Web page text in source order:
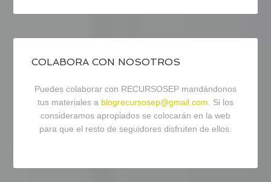
COLABORA CON NOSOTROS
Puedes colaborar con RECURSOSEP mandándonos
tus materiales a blogrecursosep@gmail.com. Si los
consideramos apropiados se colocarán en la web
para que el resto de seguidores disfruten de ellos.